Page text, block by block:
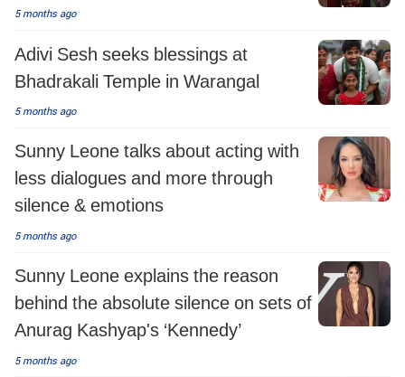
5 months ago
Adivi Sesh seeks blessings at
Bhadrakali Temple in Warangal
5 months ago
Sunny Leone talks about acting with
less dialogues and more through
silence & emotions
5 months ago
Sunny Leone explains the reason
behind the absolute silence on sets of
Anurag Kashyap's ‘Kennedy’
5 months ago